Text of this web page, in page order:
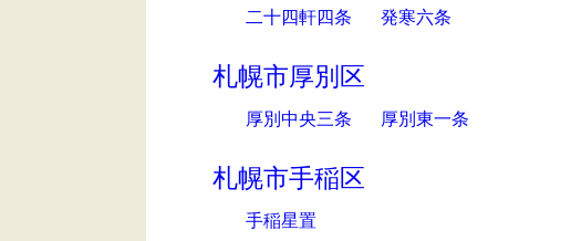
二十四軒四条 発寒六条
札幌市厚別区
厚別中央三条 厚別東一条
札幌市手稲区
手稲星置